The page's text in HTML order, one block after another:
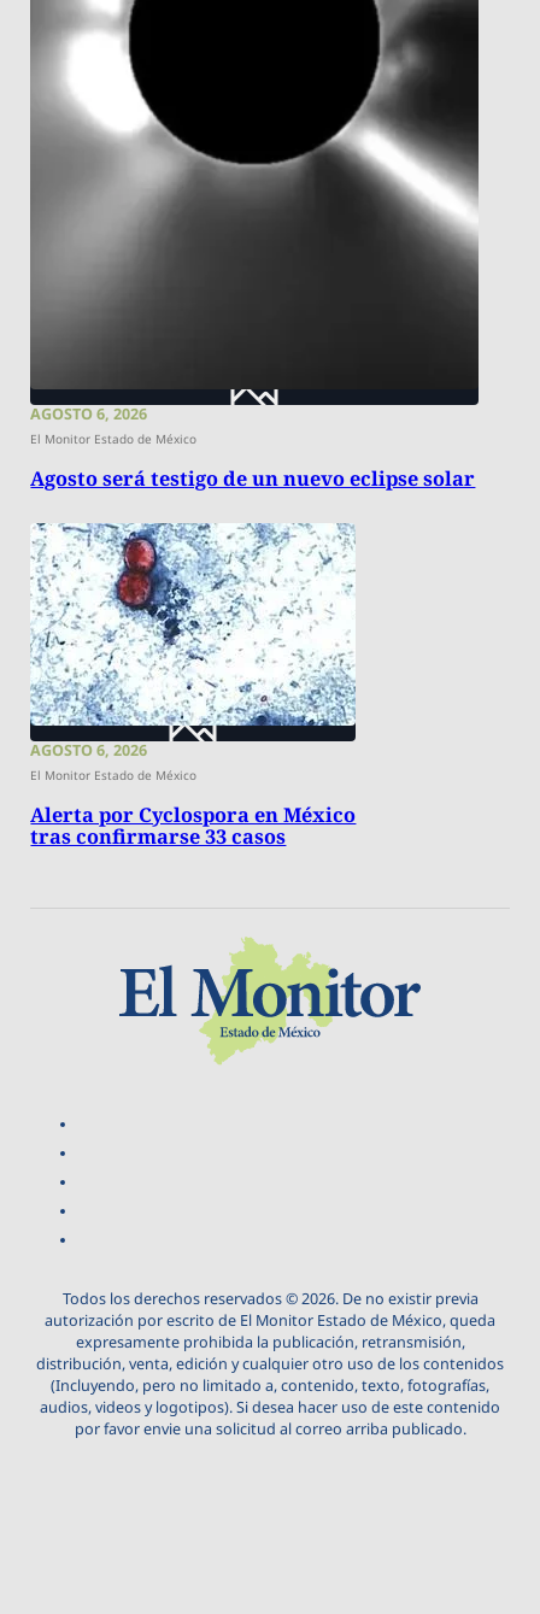
AGOSTO 6, 2026
El Monitor Estado de México
Agosto será testigo de un nuevo eclipse solar
AGOSTO 6, 2026
El Monitor Estado de México
Alerta por Cyclospora en México
tras confirmarse 33 casos
Todos los derechos reservados © 2026. De no existir previa
autorización por escrito de El Monitor Estado de México, queda
expresamente prohibida la publicación, retransmisión,
distribución, venta, edición y cualquier otro uso de los contenidos
(Incluyendo, pero no limitado a, contenido, texto, fotografías,
audios, videos y logotipos). Si desea hacer uso de este contenido
por favor envie una solicitud al correo arriba publicado.